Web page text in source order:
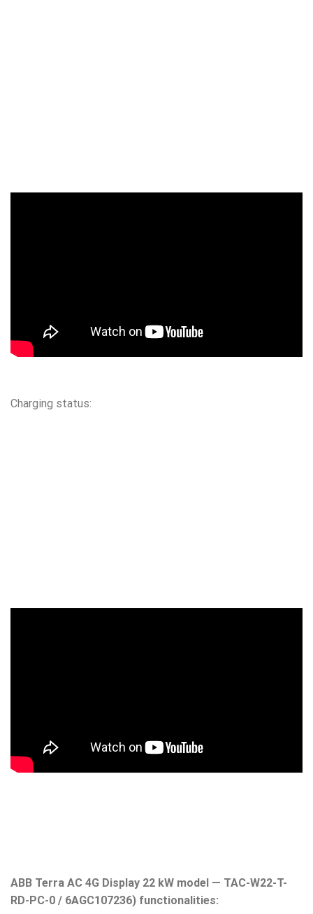
Charging status:
ABB Terra AC 4G Display 22 kW model — TAC-W22-T-
RD-PC-0 / 6AGC107236) functionalities: